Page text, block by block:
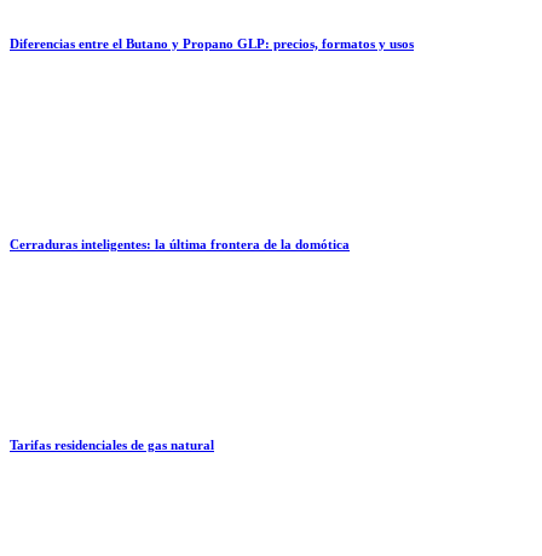
Diferencias entre el Butano y Propano GLP: precios, formatos y usos
Cerraduras inteligentes: la última frontera de la domótica
Tarifas residenciales de gas natural